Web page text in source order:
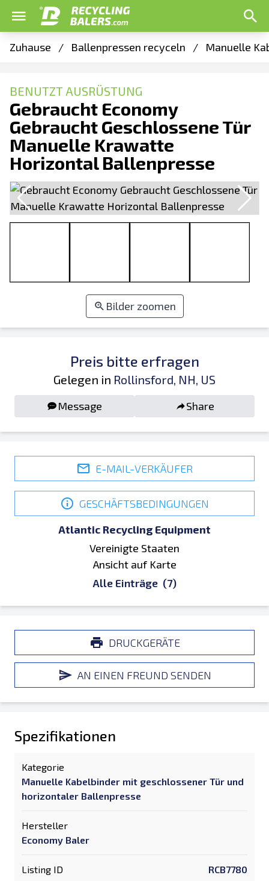
Zuhause / Ballenpressen recyceln / Manuelle
BENUTZT AUSRÜSTUNG
Gebraucht Economy
Gebraucht Geschlossene Tür
Manuelle Krawatte
Horizontal Ballenpresse
Bilder zoomen
Preis bitte erfragen
Gelegen in Rollinsford, NH, US
Message Share
E-MAIL-VERKÄUFER
GESCHÄFTSBEDINGUNGEN
Atlantic Recycling Equipment
Vereinigte Staaten
Ansicht auf Karte
Alle Einträge (7)
DRUCKGERÄTE
AN EINEN FREUND SENDEN
Spezifikationen
Kategorie
Manuelle Kabelbinder mit geschlossener Tür und
horizontaler Ballenpresse
Hersteller
Economy Baler
Listing ID RCB7780